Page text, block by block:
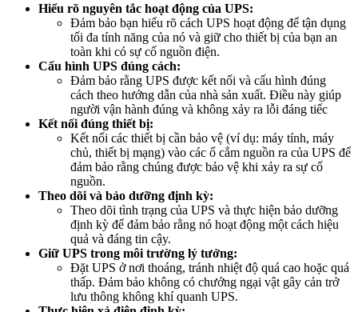
Hiểu rõ nguyên tắc hoạt động của UPS:
Đảm bảo bạn hiểu rõ cách UPS hoạt động để tận dụng
tối đa tính năng của nó và giữ cho thiết bị của bạn an
toàn khi có sự cố nguồn điện.
Cấu hình UPS đúng cách:
Đảm bảo rằng UPS được kết nối và cấu hình đúng
cách theo hướng dẫn của nhà sản xuất. Điều này giúp
người vận hành đúng và không xảy ra lỗi đáng tiếc
Kết nối đúng thiết bị:
Kết nối các thiết bị cần bảo vệ (ví dụ: máy tính, máy
chủ, thiết bị mạng) vào các ổ cắm nguồn ra của UPS để
đảm bảo rằng chúng được bảo vệ khi xảy ra sự cố
nguồn.
Theo dõi và bảo dưỡng định kỳ:
Theo dõi tình trạng của UPS và thực hiện bảo dưỡng
định kỳ để đảm bảo rằng nó hoạt động một cách hiệu
quả và đáng tin cậy.
Giữ UPS trong môi trường lý tưởng:
Đặt UPS ở nơi thoáng, tránh nhiệt độ quá cao hoặc quá
thấp. Đảm bảo không có chướng ngại vật gây cản trở
lưu thông không khí quanh UPS.